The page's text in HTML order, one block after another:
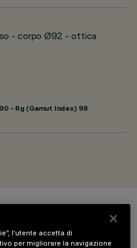
- corpo Ø92 - ottica
- Rg (Gamut Index) 98
l'utente accetta di
per migliorare la navigazione